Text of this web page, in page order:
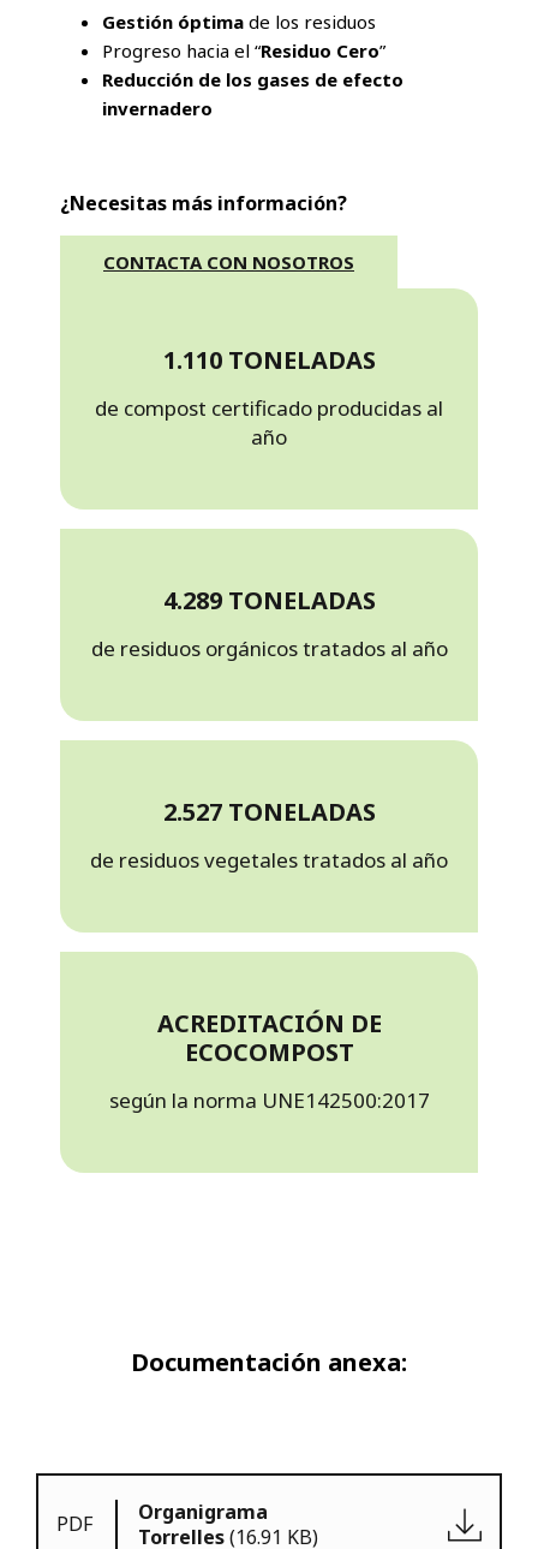
Gestión óptima de los residuos
Progreso hacia el “Residuo Cero”
Reducción de los gases de efecto
invernadero
¿Necesitas más información?
CONTACTA CON NOSOTROS
1.110 TONELADAS
de compost certificado producidas al
año
4.289 TONELADAS
de residuos orgánicos tratados al año
2.527 TONELADAS
de residuos vegetales tratados al año
ACREDITACIÓN DE
ECOCOMPOST
según la norma UNE142500:2017
Documentación anexa:
PDF
Organigrama
Torrelles(16.91 KB)